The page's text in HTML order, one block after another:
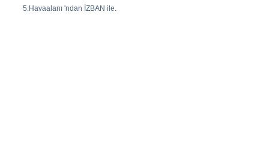
5.Havaalanı 'ndan İZBAN ile.